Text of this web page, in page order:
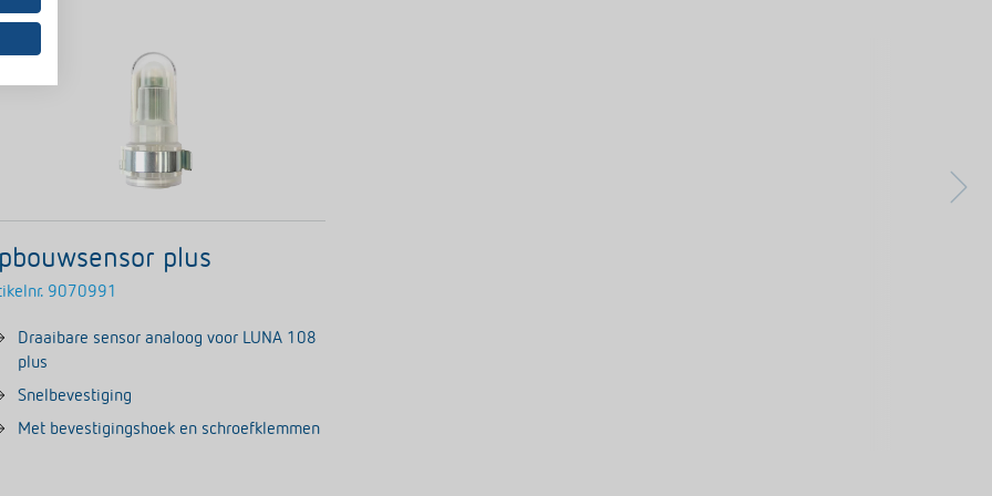
plus
9070991
Draaibare sensor analoog voor LUNA 108
plus
Snelbevestiging
Met bevestigingshoek en schroefklemmen